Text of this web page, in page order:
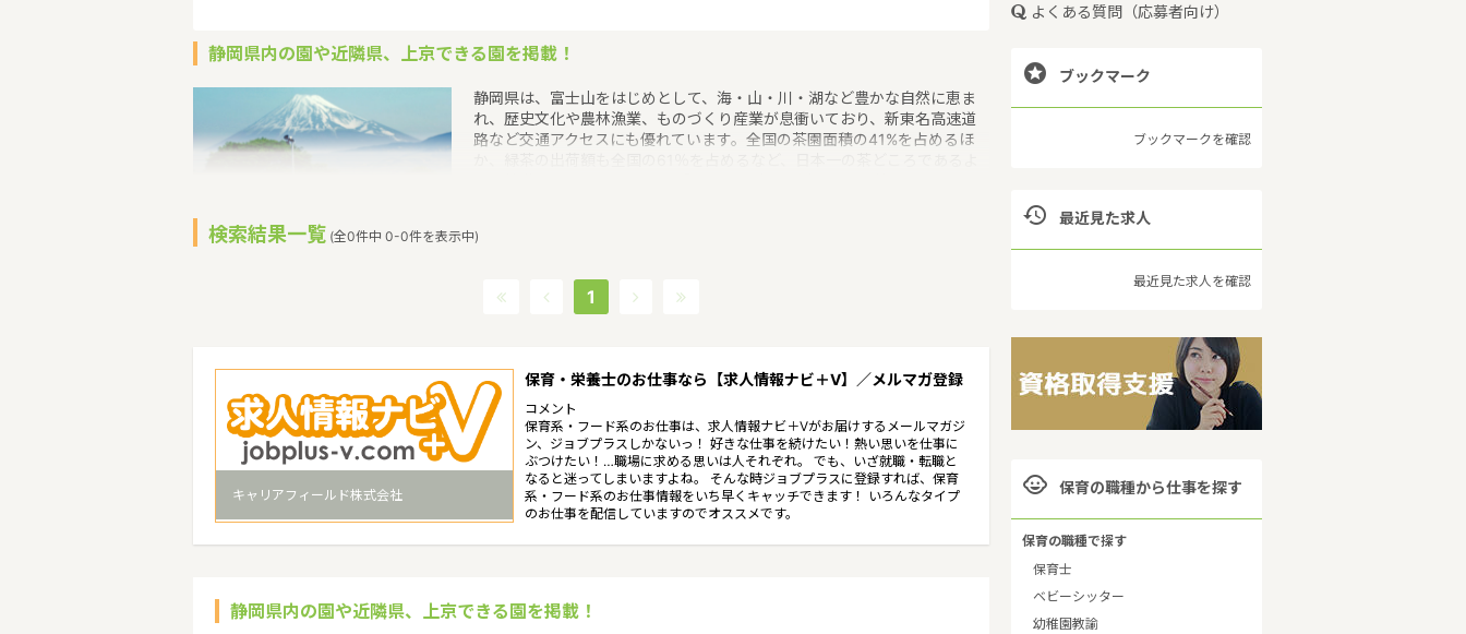
静岡県内の園や近隣県、上京できる園を掲載！
静岡県は、富士山をはじめとして、海・山・川・湖など豊かな自然に恵ま
れ、歴史文化や農林漁業、ものづくり産業が息衝いており、新東名高速道
路など交通アクセスにも優れています。全国の茶園面積の41%を占めるほ
す。静岡県の政令指定都市は静岡市、浜松市。人口は3674218人
り、保育士求人倍率が1.88となっています。（2017年10月現在）静岡県の
市町村は35。家賃相場：6.3万円（2017年10月賃貸住宅 D-room調べ）
検索結果一覧 (全0件中 0-0件を表示中)
1
キャリアフィールド株式会社
保育・栄養士のお仕事なら【求人情報ナビ＋V】／メルマガ登録
コメント
保育系・フード系のお仕事は、求人情報ナビ＋Vがお届けするメールマガジ
ン、ジョブプラスしかないっ！ 好きな仕事を続けたい！熱い思いを仕事に
ぶつけたい！…職場に求める思いは人それぞれ。 でも、いざ就職・転職と
なると迷ってしまいますよね。 そんな時ジョブプラスに登録すれば、保育
系・フード系のお仕事情報をいち早くキャッチできます！ いろんなタイプ
のお仕事を配信していますのでオススメです。
静岡県内の園や近隣県、上京できる園を掲載！
よくある質問（応募者向け）
 ブックマーク
ブックマークを確認
 最近見た求人
最近見た求人を確認
 保育の職種から仕事を探す
保育の職種で探す
保育士
ベビーシッター
幼稚園教諭